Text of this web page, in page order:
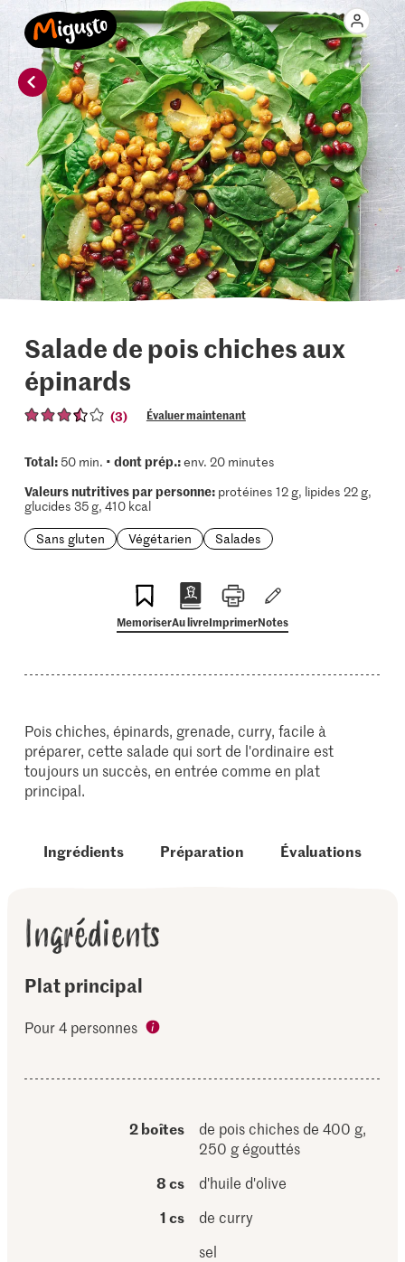
Salade de pois chiches aux
épinards
(3) Évaluer maintenant
Total:50 min. • dont prép.:env. 20 minutes
Valeurs nutritives par personne:protéines 12 g, lipides 22 g,
glucides 35 g, 410 kcal
Sans gluten
Végétarien Salades
MemoriserAu livreImprimerNotes
Pois chiches, épinards, grenade, curry, facile à
préparer, cette salade qui sort de l'ordinaire est
toujours un succès, en entrée comme en plat
principal.
Ingrédients Préparation Évaluations
Ingrédients
Plat principal
Pour 4 personnes
2 boîtes
de pois chiches de 400 g,
250 g égouttés
8 cs
d'huile d'olive
1 cs
de curry
sel